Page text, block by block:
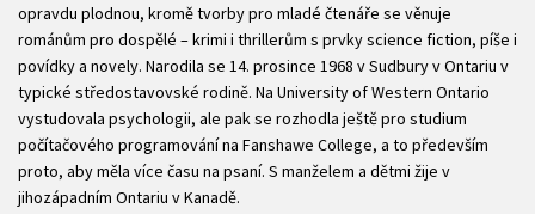
opravdu plodnou, kromě tvorby pro mladé čtenáře se věnuje
románům pro dospělé – krimi i thrillerům s prvky science fiction, píše i
povídky a novely. Narodila se 14. prosince 1968 v Sudbury v Ontariu v
typické středostavovské rodině. Na University of Western Ontario
vystudovala psychologii, ale pak se rozhodla ještě pro studium
počítačového programování na Fanshawe College, a to především
proto, aby měla více času na psaní. S manželem a dětmi žije v
jihozápadním Ontariu v Kanadě.